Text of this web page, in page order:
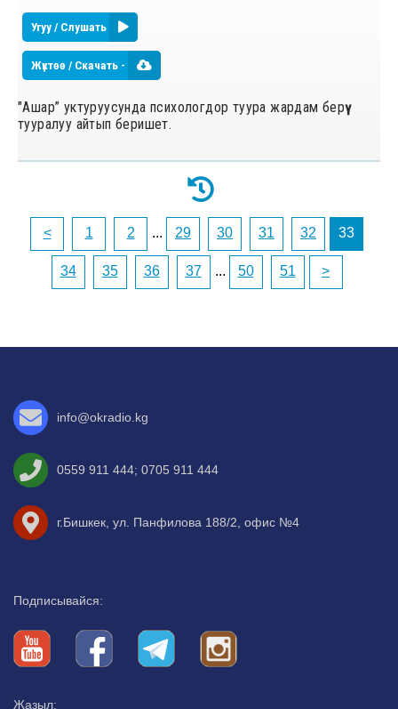
Угуу / Слушать
Жүктөө / Скачать -
"Ашар” уктуруусунда психологдор туура жардам берүү
тууралуу айтып беришет.
< 1 2 ... 29 30 31 32 33
34 35 36 37 ... 50 51 >
info@okradio.kg
0559 911 444; 0705 911 444
г.Бишкек, ул. Панфилова 188/2, офис №4
Подписывайся:
Жазыл: